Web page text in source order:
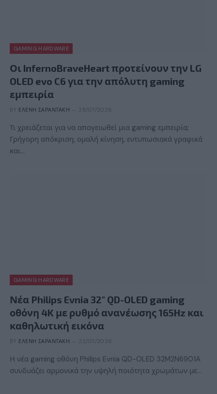
GAMING HARDWARE
Οι InfernoBraveHeart προτείνουν την LG
OLED evo C6 για την απόλυτη gaming
εμπειρία
BY ΕΛΈΝΗ ΣΑΡΑΝΤΆΚΗ 28/07/2026
Τι χρειάζεται για να απογειωθεί μια gaming εμπειρία;
Γρήγορη απόκριση, ομαλή κίνηση, εντυπωσιακά γραφικά
και…
GAMING HARDWARE
Νέα Philips Evnia 32″ QD-OLED gaming
οθόνη 4K με ρυθμό ανανέωσης 165Hz και
καθηλωτική εικόνα
BY ΕΛΈΝΗ ΣΑΡΑΝΤΆΚΗ 22/07/2026
Η νέα gaming οθόνη Philips Evnia QD-OLED 32M2N6901A
συνδυάζει αρμονικά την υψηλή ποιότητα χρωμάτων με…